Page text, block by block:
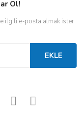
Ol!
ilgili e-posta almak ister
EKLE